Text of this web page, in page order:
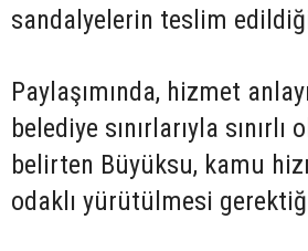
sandalyelerin teslim
Paylaşımında, hizmet
belediye sınırlarıyla sınırlı
belirten Büyüksu, kamu
odaklı yürütülmesi